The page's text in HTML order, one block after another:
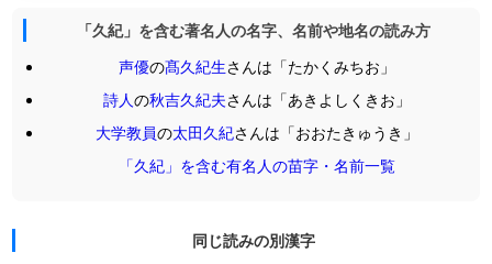
「久紀」を含む著名人の名字、名前や地名の読み方
声優の髙久紀生さんは「たかくみちお」
詩人の秋吉久紀夫さんは「あきよしくきお」
大学教員の太田久紀さんは「おおたきゅうき」
「久紀」を含む有名人の苗字・名前一覧
同じ読みの別漢字